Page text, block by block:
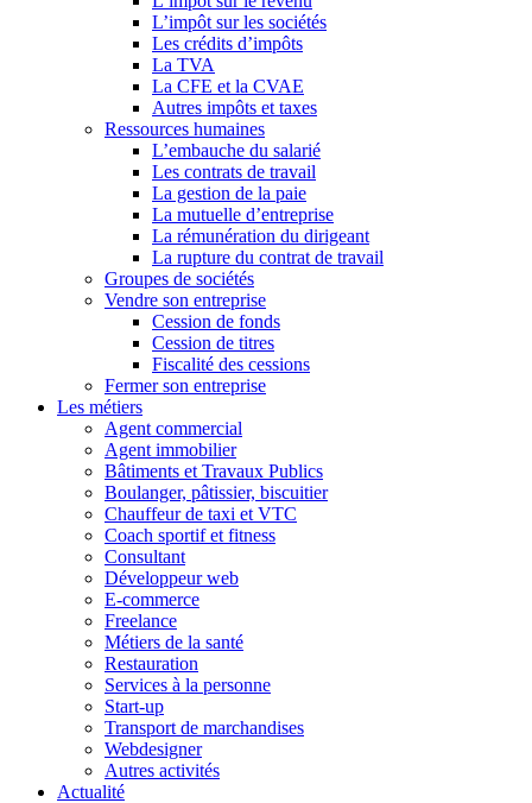
L’impôt sur les sociétés
Les crédits d’impôts
La TVA
La CFE et la CVAE
Autres impôts et taxes
Ressources humaines
L’embauche du salarié
Les contrats de travail
La gestion de la paie
La mutuelle d’entreprise
La rémunération du dirigeant
La rupture du contrat de travail
Groupes de sociétés
Vendre son entreprise
Cession de fonds
Cession de titres
Fiscalité des cessions
Fermer son entreprise
Les métiers
Agent commercial
Agent immobilier
Bâtiments et Travaux Publics
Boulanger, pâtissier, biscuitier
Chauffeur de taxi et VTC
Coach sportif et fitness
Consultant
Développeur web
E-commerce
Freelance
Métiers de la santé
Restauration
Services à la personne
Start-up
Transport de marchandises
Webdesigner
Autres activités
Actualité